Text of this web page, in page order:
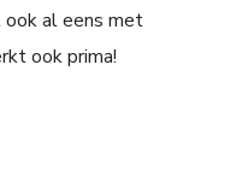
al eens met
ook prima!